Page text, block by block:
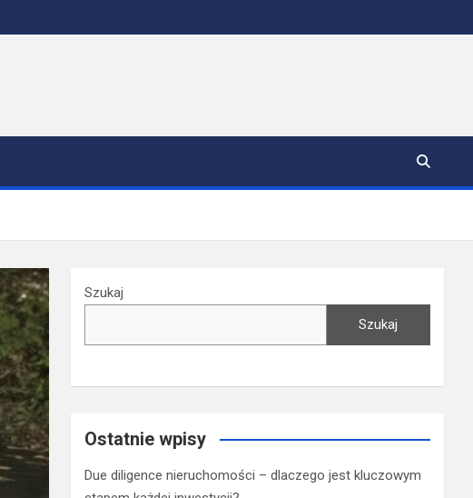
Szukaj
Szukaj
Ostatnie wpisy
Due diligence nieruchomości – dlaczego jest kluczowym